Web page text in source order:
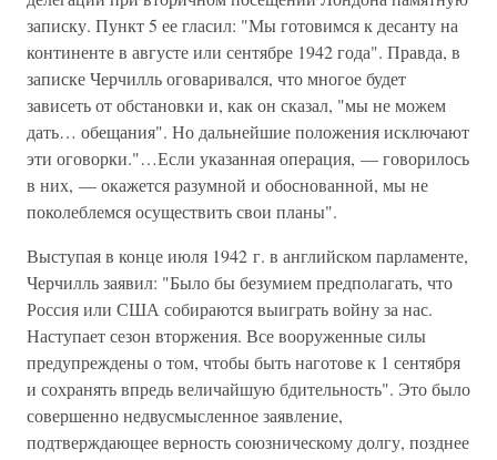
записку. Пункт 5 ее гласил: "Мы готовимся к десанту на
континенте в августе или сентябре 1942 года". Правда, в
записке Черчилль оговаривался, что многое будет
зависеть от обстановки и, как он сказал, "мы не можем
дать… обещания". Но дальнейшие положения исключают
эти оговорки."…Если указанная операция, — говорилось
в них, — окажется разумной и обоснованной, мы не
поколеблемся осуществить свои планы".
Выступая в конце июля 1942 г. в английском парламенте,
Черчилль заявил: "Было бы безумием предполагать, что
Россия или США собираются выиграть войну за нас.
Наступает сезон вторжения. Все вооруженные силы
предупреждены о том, чтобы быть наготове к 1 сентября
и сохранять впредь величайшую бдительность". Это было
совершенно недвусмысленное заявление,
подтверждающее верность союзническому долгу, позднее